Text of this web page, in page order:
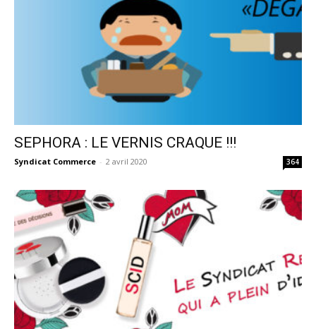
SEPHORA : LE VERNIS CRAQUE !!!
Syndicat Commerce - 2 avril 2020 364